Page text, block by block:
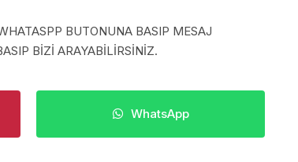
BUTONUNA BASIP MESAJ
BİZİ ARAYABİLİRSİNİZ.
WhatsApp